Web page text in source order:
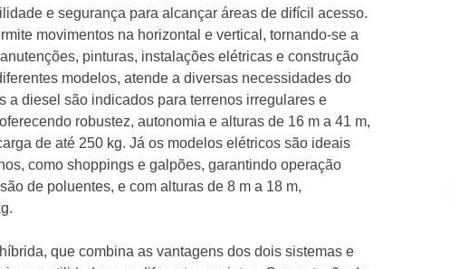
e segurança para alcançar áreas de difícil acesso.
movimentos na horizontal e vertical, tornando-se a
pinturas, instalações elétricas e construção
modelos, atende a diversas necessidades do
a diesel são indicados para terrenos irregulares e
robustez, autonomia e alturas de 16 m a 41 m,
de até 250 kg. Já os modelos elétricos são ideais
como shoppings e galpões, garantindo operação
de poluentes, e com alturas de 8 m a 18 m,
que combina as vantagens dos dois sistemas e